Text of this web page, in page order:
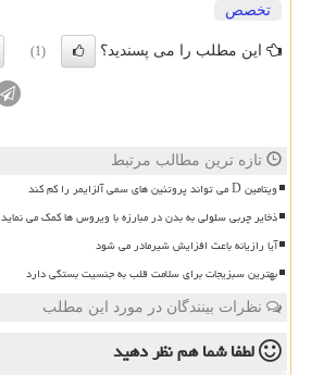
تخصص
این مطلب را می پسندید؟ (1)
تازه ترین مطالب مرتبط
ویتامین D می تواند پروتئین های سمی آلزایمر را کم کند
ذخایر چربی سلولی به بدن در مبارزه با ویروس ها کمک می نماید
آیا رازیانه باعث افزایش شیرمادر می شود
بهترین سبزیجات برای سلامت قلب به جنسیت بستگی دارد
نظرات بینندگان در مورد این مطلب
لطفا شما همنظر دهید